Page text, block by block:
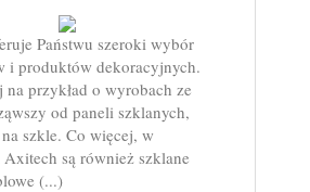
Państwu szeroki wybór
i produktów dekoracyjnych.
na przykład o wyrobach ze
od paneli szklanych,
szkle. Co więcej, w
są również szklane
(...)